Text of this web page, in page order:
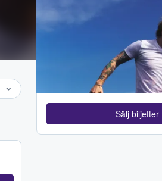
Sälj biljetter